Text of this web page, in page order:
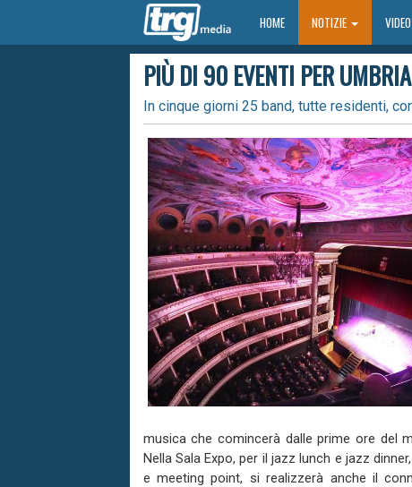
HOMEHOME NOTIZIE VIDEO
PIÙ DI 90 EVENTI PER
In cinque giorni 25 band, tutte residenti,
musica che comincerà dalle prime ore del
Nella Sala Expo, per il jazz lunch e jazz
e meeting point, si realizzerà anche il